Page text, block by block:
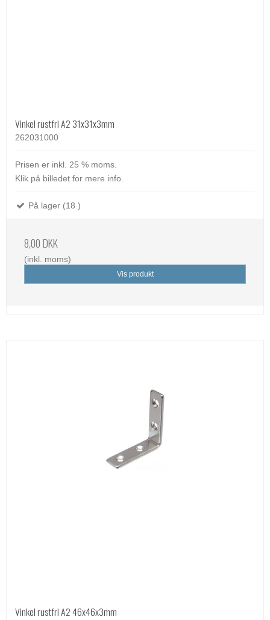
Vinkel rustfri A2 31x31x3mm
262031000
Prisen er inkl. 25 % moms.
Klik på billedet for mere info.
På lager (18 )
8,00 DKK
(inkl. moms)
Vis produkt
Vinkel rustfri A2 46x46x3mm